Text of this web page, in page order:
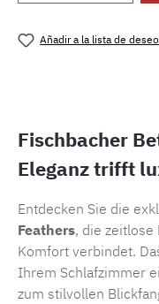
Añadir a la lista de
Fischbacher
Eleganz trifft
Entdecken Sie die
Feathers, die zeitlose
Komfort verbindet.
Ihrem Schlafzimmer
zum stilvollen